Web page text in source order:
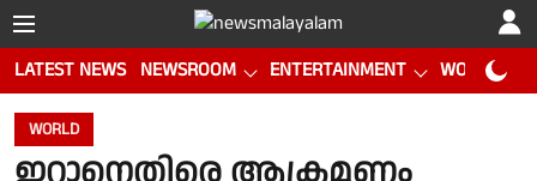
LATEST NEWS NEWSROOM ENTERTAINMENT WORLD CUP
WORLD